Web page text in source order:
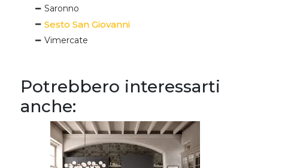
Saronno
Sesto San Giovanni
Vimercate
Potrebbero interessarti
anche: